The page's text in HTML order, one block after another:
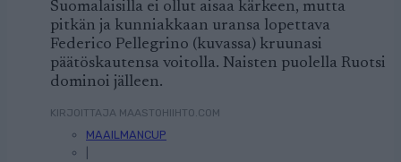
Suomalaisilla ei ollut aisaa kärkeen, mutta
pitkän ja kunniakkaan uransa lopettava
Federico Pellegrino (kuvassa) kruunasi
päätöskautensa voitolla. Naisten puolella Ruotsi
dominoi jälleen.
KIRJOITTAJA MAASTOHIIHTO.COM
MAAILMANCUP